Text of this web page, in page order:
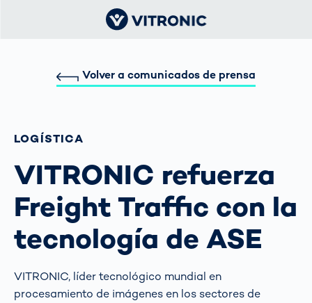
Volver a comunicados de prensa
LOGÍSTICA
VITRONIC refuerza
Freight Traffic con la
tecnología de ASE
VITRONIC, líder tecnológico mundial en
procesamiento de imágenes en los sectores de